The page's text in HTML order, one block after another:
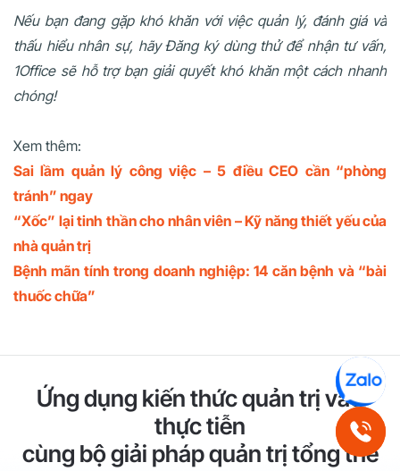
Nếu bạn đang gặp khó khăn với việc quản lý, đánh giá và
thấu hiểu nhân sự, hãy Đăng ký dùng thử để nhận tư vấn,
1Office sẽ hỗ trợ bạn giải quyết khó khăn một cách nhanh
chóng!
Xem thêm:
Sai lầm quản lý công việc – 5 điều CEO cần “phòng
tránh” ngay
“Xốc” lại tinh thần cho nhân viên – Kỹ năng thiết yếu của
nhà quản trị
Bệnh mãn tính trong doanh nghiệp: 14 căn bệnh và “bài
thuốc chữa”
Ứng dụng kiến thức quản trị vào
thực tiễn
cùng bộ giải pháp quản trị tổng thể